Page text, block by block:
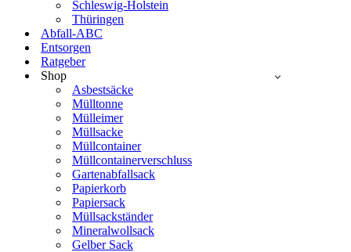
Schleswig-Holstein
Thüringen
Abfall-ABC
Entsorgen
Ratgeber
Shop
Asbestsäcke
Mülltonne
Mülleimer
Müllsacke
Müllcontainer
Müllcontainerverschluss
Gartenabfallsack
Papierkorb
Papiersack
Müllsackständer
Mineralwollsack
Gelber Sack